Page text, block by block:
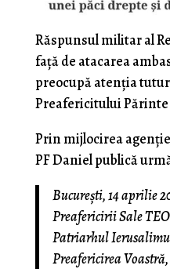
Răspunsul militar al
faţă de atacarea
preocupă atenţia
Preafericitului
Prin mijlocirea
PF Daniel publică
București, 14 aprilie
Preafericirii Sale
Patriarhul
Preafericirea Voastră,